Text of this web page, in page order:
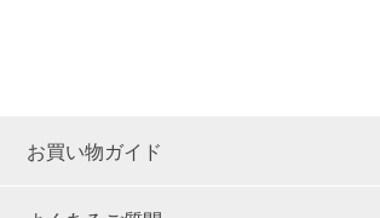
お買い物ガイド